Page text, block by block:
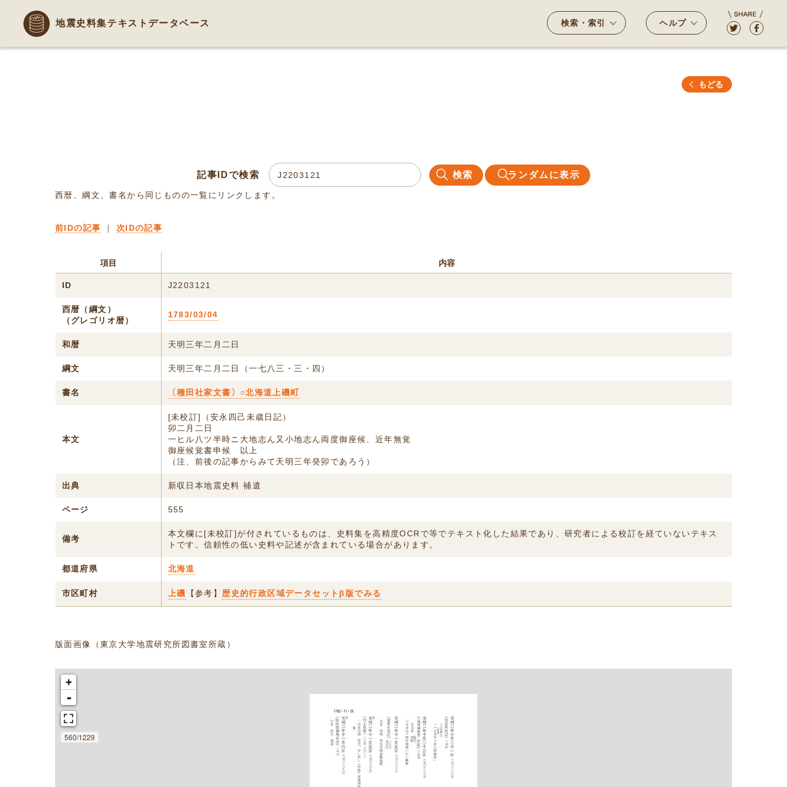
地震史料集テキストデータベース 検索・索引 ヘルプ
もどる
記事IDで検索 検索 ランダムに表示
西暦、綱文、書名から同じものの一覧にリンクします。
前IDの記事 ｜ 次IDの記事
項目 内容
ID J2203121
西暦（綱文）
（グレゴリオ暦）
1783/03/04
和暦 天明三年二月二日
綱文 天明三年二月二日（一七八三・三・四）
書名 〔種田社家文書〕○北海道上磯町
本文
[未校訂]（安永四己未歳日記）
卯二月二日
一ヒル八ツ半時ニ大地志ん又小地志ん両度御座候、近年無覚
御座候覚書申候 以上
（注、前後の記事からみて天明三年癸卯であろう）
出典 新収日本地震史料 補遺
ページ 555
備考
本文欄に[未校訂]が付されているものは、史料集を高精度OCRで等でテキスト化した結果であり、研究者による校訂を経ていないテキス
トです。信頼性の低い史料や記述が含まれている場合があります。
都道府県 北海道
市区町村 上磯 【参考】 歴史的行政区域データセットβ版でみる
版面画像（東京大学地震研究所図書室所蔵）
+
-
560/1229